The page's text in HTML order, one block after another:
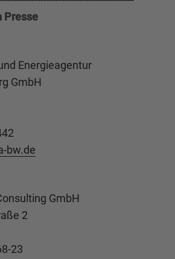
Presse
Energieagentur
GmbH
bw.de
GmbH
2
23